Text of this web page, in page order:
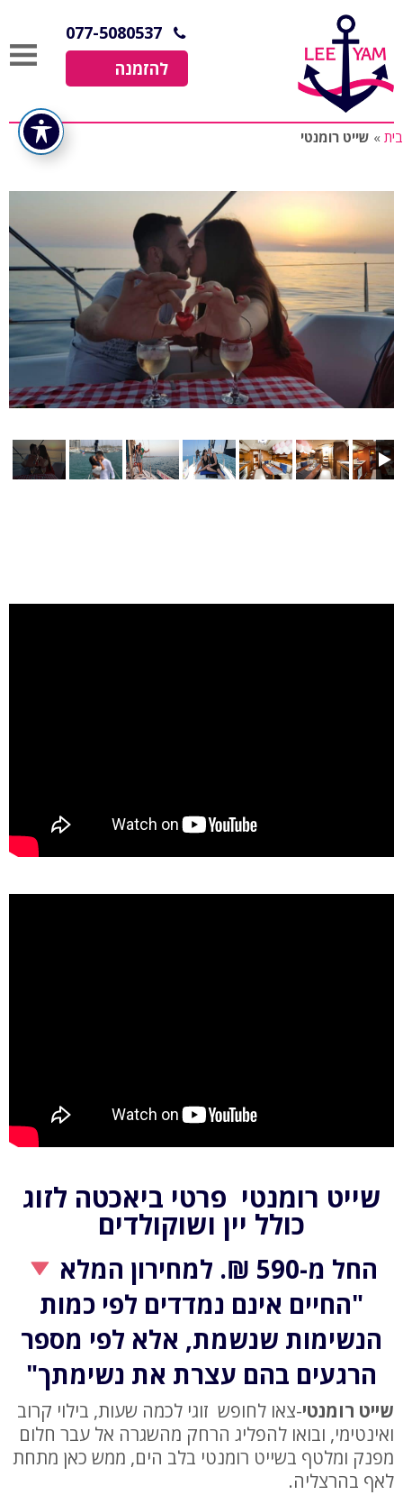
077-5080537
להזמנה
בית » שייט רומנטי
שייט רומנטי פרטי ביאכטה לזוג
כולל יין ושוקולדים
החל מ-590 ₪.
למחירון המלא
"החיים אינם נמדדים לפי כמות
הנשימות שנשמת, אלא לפי מספר
הרגעים בהם עצרת את נשימתך"
שייט רומנטי-צאו לחופש זוגי לכמה שעות, בילוי קרוב
ואינטימי, ובואו להפליג הרחק מהשגרה אל עבר חלום
מפנק ומלטף בשייט רומנטי בלב הים, ממש כאן מתחת
לאף בהרצליה.